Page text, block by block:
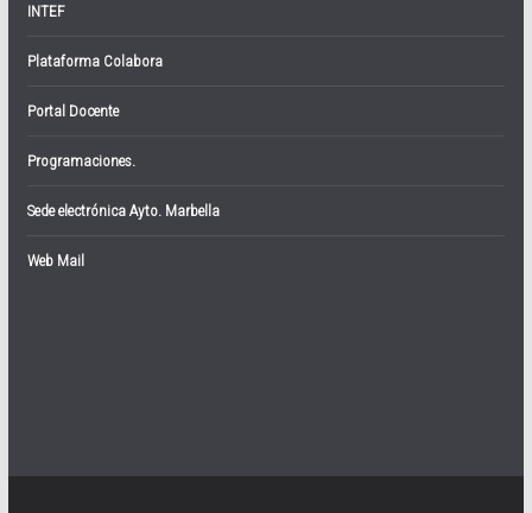
INTEF
Plataforma Colabora
Portal Docente
Programaciones.
Sede electrónica Ayto. Marbella
Web Mail